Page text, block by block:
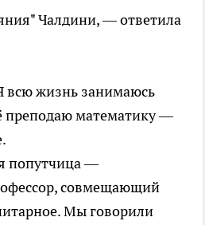
Чалдини, — ответила
всю жизнь занимаюсь
преподаю математику —
попутчица —
совмещающий
Мы говорили